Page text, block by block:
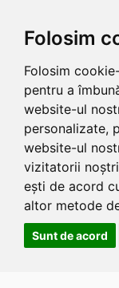
Folosim
Folosim
pentru a
website-ul
personalizate,
website-ul
vizitatorii
ești de acord
altor metode
Sunt de acord